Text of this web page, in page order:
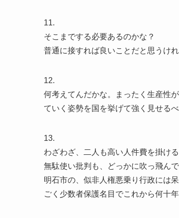
11.
そこまでする必要あるのかな？
普通に接すれば良いことだと思うけれ
12.
何考えてんだかな。まったく生産性
ていく姿勢を国を挙げて強く見せるべ
13.
わざわざ、二人も高い人件費を掛け
無駄使い批判も、どっかに吹っ飛んで
明石市の、似非人権悪乗り行政には呆
ごく少数者保護名目でこれから何十